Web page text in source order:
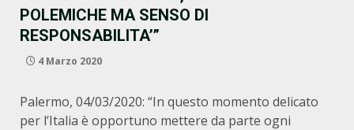
POLEMICHE MA SENSO DI
RESPONSABILITA’”
4 Marzo 2020
Palermo, 04/03/2020: “In questo momento delicato
per l’Italia è opportuno mettere da parte ogni